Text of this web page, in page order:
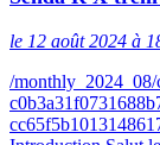
le 12 août 2024 à
/